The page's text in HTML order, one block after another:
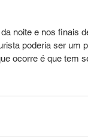
noite e nos finais
poderia ser um
ocorre é que tem